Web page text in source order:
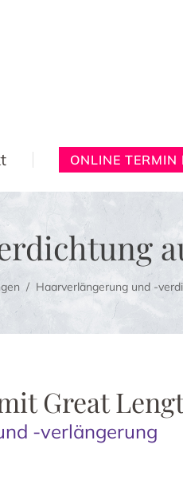
ONLINE TERMIN
befinden sich hier:
Haarverlängerung und -
Great
-verlängerung